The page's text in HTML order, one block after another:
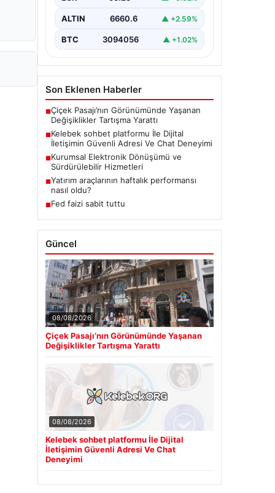
bir biçimde iletişim kurması büyük
Günümüzde birçok…
ALTIN 6660.6 ▲ +2.59%
BTC 3094056 ▲ +1.02%
Son Eklenen Haberler
■Çiçek Pasajı’nın Görünümünde Yaşanan
Değişiklikler Tartışma Yarattı
■Kelebek sohbet platformu İle Dijital
İletişimin Güvenli Adresi Ve Chat Deneyimi
■Kurumsal Elektronik Dönüşümü ve
Sürdürülebilir Hizmetleri
■Yatırım araçlarının haftalık performansı
nasıl oldu?
■Fed faizi sabit tuttu
Güncel
08/08/2026
Çiçek Pasajı’nın Görünümünde Yaşanan
Değişiklikler Tartışma Yarattı
08/08/2026
Kelebek sohbet platformu İle Dijital
İletişimin Güvenli Adresi Ve Chat
Deneyimi